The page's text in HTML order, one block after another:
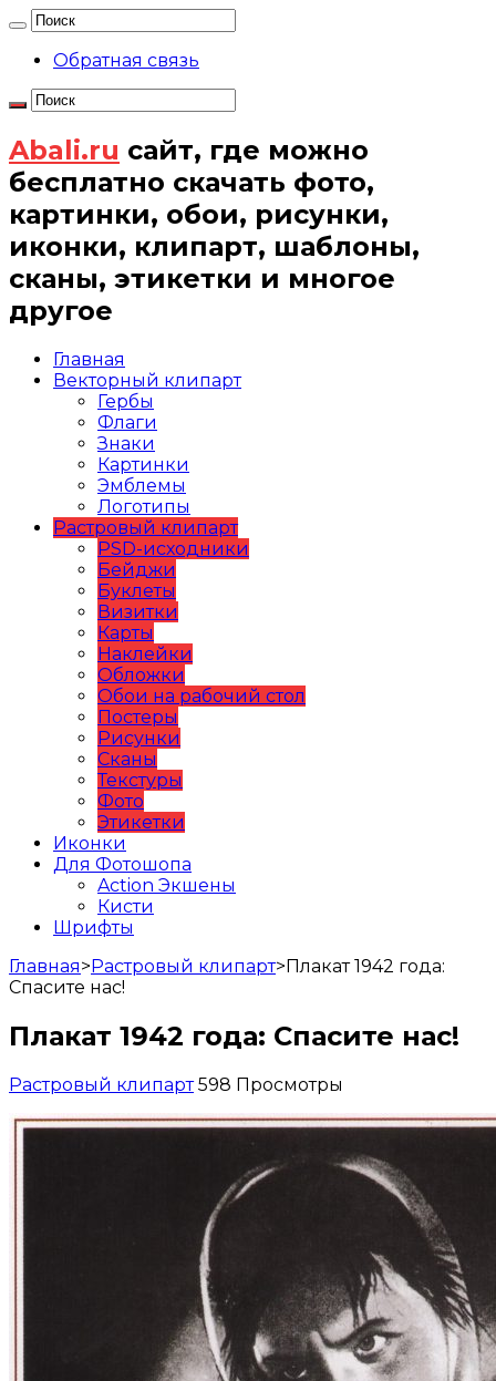
Обратная связь
Abali.ru сайт, где можно
бесплатно скачать фото,
картинки, обои, рисунки,
иконки, клипарт, шаблоны,
сканы, этикетки и многое
другое
Главная
Векторный клипарт
Гербы
Флаги
Знаки
Картинки
Эмблемы
Логотипы
Растровый клипарт
PSD-исходники
Бейджи
Буклеты
Визитки
Карты
Наклейки
Обложки
Обои на рабочий стол
Постеры
Рисунки
Сканы
Текстуры
Фото
Этикетки
Иконки
Для Фотошопа
Action Экшены
Кисти
Шрифты
Главная>Растровый клипарт>Плакат 1942 года:
Спасите нас!
Плакат 1942 года: Спасите нас!
Растровый клипарт 598 Просмотры